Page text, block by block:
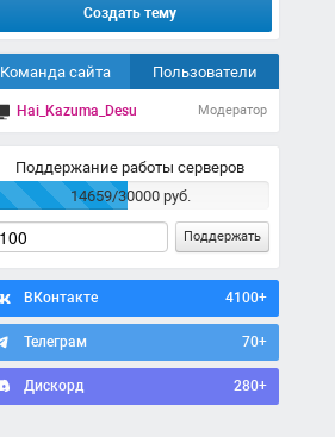
Создать тему
Команда сайта Пользователи
Hai_Kazuma_Desu Модератор
Поддержание работы серверов
14659/30000 руб.
Поддержать
ВКонтакте 4100+
Телеграм 70+
Дискорд 280+